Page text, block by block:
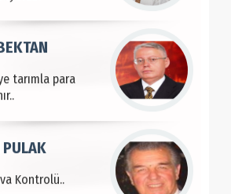
tarımla para
Kontrolü..
PULAK